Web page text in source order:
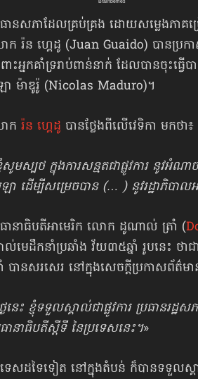
ានសភាដែលគ្រប់គ្រង ដោយសម្លេងភា
រ៉ន ហ្គេដូ (Juan Guaido) បានប្រកា
ះអ្នកគាំទ្ររាប់ពាន់នាក់ ដែលបានចុះធ្វ
ា ម៉ាឌូរ៉ូ (Nicolas Maduro)។
ក រ៉ន ហ្គេដូ បានថ្លែងពីលើវេទិកា មកថា៖
សូមស្បថ ក្នុងការសន្មតជាផ្លូវការ នូវអំ
ឡា ដើម្បីសម្រេចបាន (… ) នូវរដ្ឋាភិបា
ានាធិបតីអាមេរិក លោក ដូណាល់ ត្រាំ (
ល់មេដឹកនាំប្រឆាំង វ័យ៣៥ឆ្នាំ រូបនេះ
បានសរសេរ នៅក្នុងសេចក្ដីប្រកាសព័ត៌ម
ៃនេះ ខ្ញុំទទួលស្គាល់ជាផ្លូវការ ប្រធាន
ានាធិបតីស្ដីទី នៃប្រទេសនេះ។»
េសដទៃទៀត នៅក្នុងតំបន់ ក៏បានទទួលស្